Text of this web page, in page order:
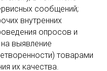
сообщений;
внутренних
опросов и
выявление
товарами
их качества.